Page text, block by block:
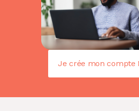
Je crée mon compte